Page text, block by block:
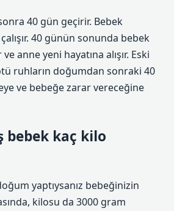
40 gün geçirir. Bebek
40 günün sonunda bebek
anne yeni hayatına alışır. Eski
ruhların doğumdan sonraki 40
ve bebeğe zarar vereceğine
bebek kaç kilo
yaptıysanız bebeğinizin
kilosu da 3000 gram